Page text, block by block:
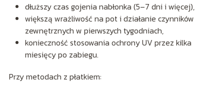
dłuższy czas gojenia nabłonka (5–7 dni i więcej),
większą wrażliwość na pot i działanie czynników
zewnętrznych w pierwszych tygodniach,
konieczność stosowania ochrony UV przez kilka
miesięcy po zabiegu.
Przy metodach z płatkiem: